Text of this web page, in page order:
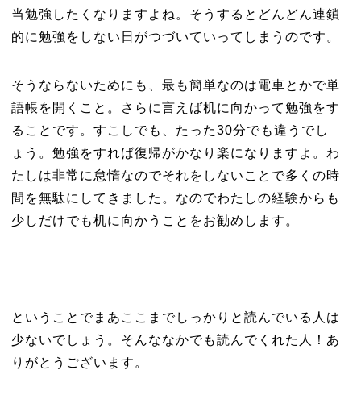
当勉強したくなりますよね。そうするとどんどん連鎖
的に勉強をしない日がつづいていってしまうのです。
そうならないためにも、最も簡単なのは電車とかで単
語帳を開くこと。さらに言えば机に向かって勉強をす
ることです。すこしでも、たった30分でも違うでし
ょう。勉強をすれば復帰がかなり楽になりますよ。わ
たしは非常に怠惰なのでそれをしないことで多くの時
間を無駄にしてきました。なのでわたしの経験からも
少しだけでも机に向かうことをお勧めします。
ということでまあここまでしっかりと読んでいる人は
少ないでしょう。そんななかでも読んでくれた人！あ
りがとうございます。